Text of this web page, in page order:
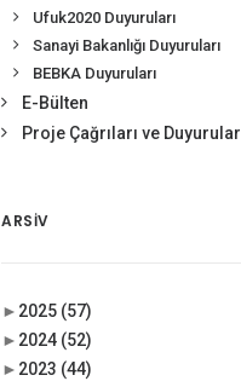
Ufuk2020 Duyuruları
Sanayi Bakanlığı Duyuruları
BEBKA Duyuruları
E-Bülten
Proje Çağrıları ve Duyurular
ARSIV
► 2025 (57)
► 2024 (52)
► 2023 (44)